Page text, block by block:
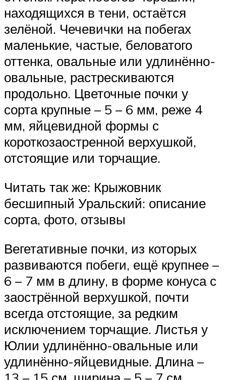
находящихся в тени, остаётся
зелёной. Чечевички на побегах
маленькие, частые, беловатого
оттенка, овальные или удлинённо-
овальные, растрескиваются
продольно. Цветочные почки у
сорта крупные – 5 – 6 мм, реже 4
мм, яйцевидной формы с
короткозаостренной верхушкой,
отстоящие или торчащие.
Читать так же: Крыжовник
бесшипный Уральский: описание
сорта, фото, отзывы
Вегетативные почки, из которых
развиваются побеги, ещё крупнее –
6 – 7 мм в длину, в форме конуса с
заострённой верхушкой, почти
всегда отстоящие, за редким
исключением торчащие. Листья у
Юлии удлинённо-овальные или
удлинённо-яйцевидные. Длина –